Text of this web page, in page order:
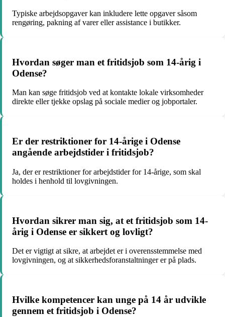
Typiske arbejdsopgaver kan inkludere lette opgaver såsom
rengøring, pakning af varer eller assistance i butikker.
Hvordan søger man et fritidsjob som 14-årig i
Odense?
Man kan søge fritidsjob ved at kontakte lokale virksomheder
direkte eller tjekke opslag på sociale medier og jobportaler.
Er der restriktioner for 14-årige i Odense
angående arbejdstider i fritidsjob?
Ja, der er restriktioner for arbejdstider for 14-årige, som skal
holdes i henhold til lovgivningen.
Hvordan sikrer man sig, at et fritidsjob som 14-
årig i Odense er sikkert og lovligt?
Det er vigtigt at sikre, at arbejdet er i overensstemmelse med
lovgivningen, og at sikkerhedsforanstaltninger er på plads.
Hvilke kompetencer kan unge på 14 år udvikle
gennem et fritidsjob i Odense?